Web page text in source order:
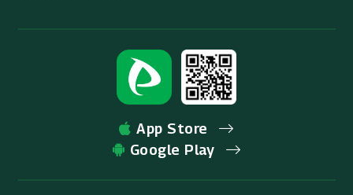
App Store
Google Play